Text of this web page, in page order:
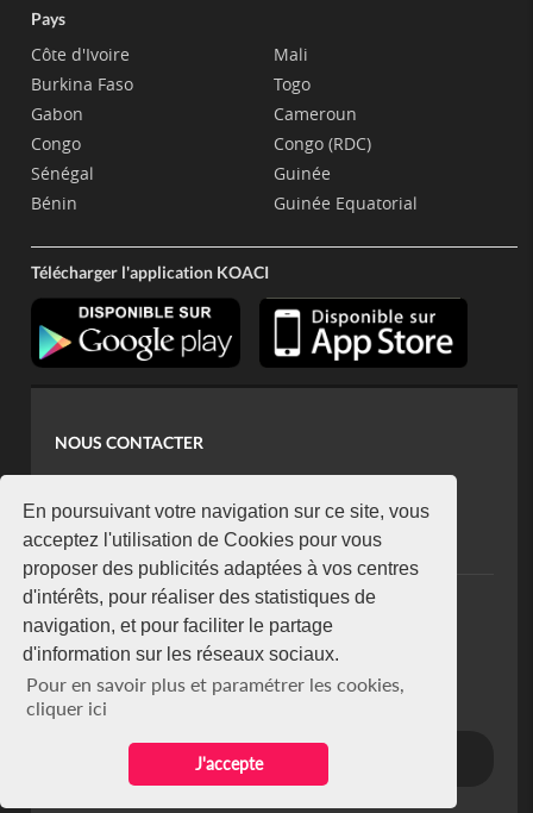
En poursuivant votre navigation sur ce site, vous
acceptez l'utilisation de Cookies pour vous
proposer des publicités adaptées à vos centres
d'intérêts, pour réaliser des statistiques de
navigation, et pour faciliter le partage
d'information sur les réseaux sociaux.
Pour en savoir plus et paramétrer les cookies,
cliquer ici
J'accepte
Pays
Côte d'Ivoire
Burkina Faso
Gabon
Congo
Sénégal
Bénin
Mali
Togo
Cameroun
Congo (RDC)
Guinée
Guinée Equatorial
Télécharger l'application KOACI
NOUS CONTACTER
koaci@yahoo.fr
+225 07 08 85 52 93
NEWSLETTER
Restez connecté via notre newsletter
S'abonner
Se désabonner